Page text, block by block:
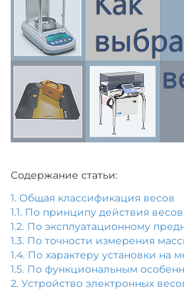
Содержание статьи:
1. Общая классификация весов
1.1. По принципу действия весов.
1.2. По эксплуатационному
1.3. По точности измерения
1.4. По характеру установки на
1.5. По функциональным
2. Устройство электронных